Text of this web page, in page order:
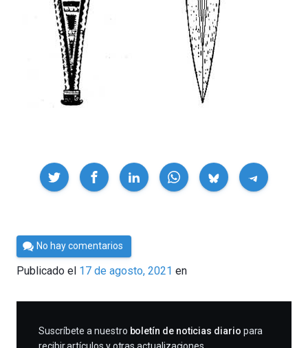
Compartir
Por
César
Tomé
No hay comentarios
Publicado el 17 de agosto, 2021 en
SUSCRIBIRME
Suscríbete a nuestro boletín de noticias diario para
recibir artículos y otras actualizaciones.